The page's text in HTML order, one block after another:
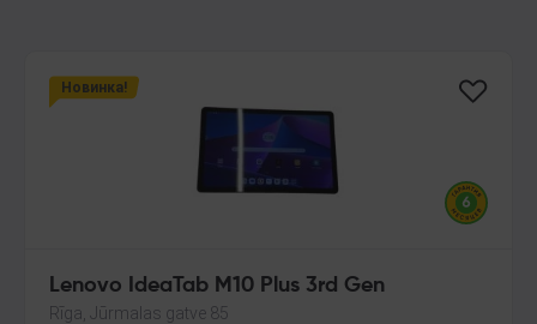
Новинка!
Lenovo IdeaTab M10 Plus 3rd Gen
Rīga, Jūrmalas gatve 85